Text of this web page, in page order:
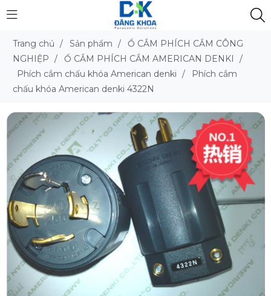
Trang chủ / Sản phẩm /
Ổ CẮM PHÍCH CẮM CÔNG
NGHIỆP / Ổ CẮM PHÍCH CẮM AMERICAN DENKI
/
Phích cắm chấu khóa American denki /
Phích cắm
chấu khóa American denki 4322N